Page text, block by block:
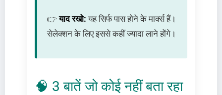
👉याद रखो: यह सिर्फ पास होने के मार्क्स हैं।
सेलेक्शन के लिए इससे कहीं ज्यादा लाने होंगे।
🧠 3 बातें जो कोई नहीं बता रहा